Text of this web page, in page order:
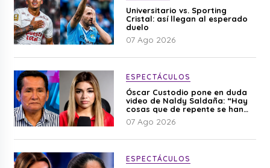
Universitario vs. Sporting
Cristal: así llegan al esperado
duelo
07 Ago 2026
ESPECTÁCULOS
Óscar Custodio pone en duda
video de Naldy Saldaña: “Hay
cosas que de repente se han
editado”
07 Ago 2026
ESPECTÁCULOS